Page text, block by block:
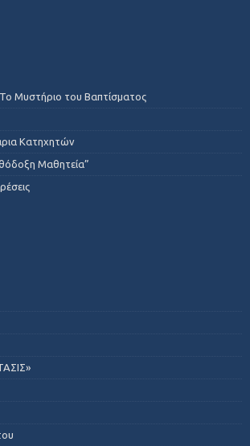
Μυστήριο του Βαπτίσματος
Κατηχητών
Μαθητεία”